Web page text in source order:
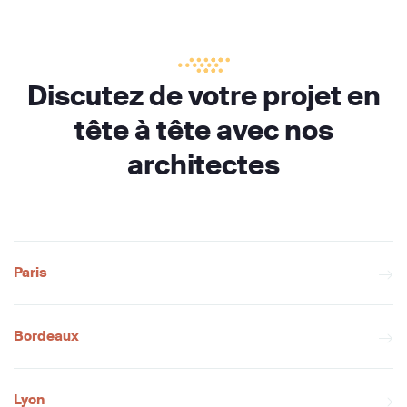
Discutez de votre projet en
tête à tête avec nos
architectes
Paris
Bordeaux
Lyon